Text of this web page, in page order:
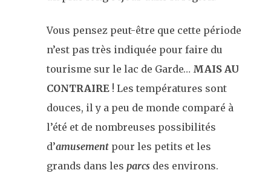
Vous pensez peut-être que cette période
n’est pas très indiquée pour faire du
tourisme sur le lac de Garde… MAIS AU
CONTRAIRE! Les températures sont
douces, il y a peu de monde comparé à
l’été et de nombreuses possibilités
d’amusementpour les petits et les
grands dans les parcsdes environs.